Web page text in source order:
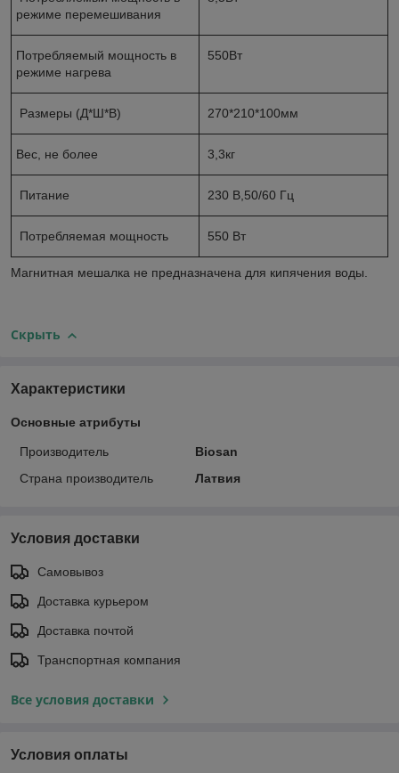
режиме перемешивания
Потребляемый мощность в
режиме нагрева
550Вт
Размеры (Д*Ш*В) 270*210*100мм
Вес, не более 3,3кг
Питание 230 В,50/60 Гц
Потребляемая мощность 550 Вт
Магнитная мешалка не предназначена для кипячения воды.
Скрыть
Характеристики
Основные атрибуты
Производитель
Biosan
Страна производитель
Латвия
Условия доставки
Самовывоз
Доставка курьером
Доставка почтой
Транспортная компания
Все условия доставки
Условия оплаты